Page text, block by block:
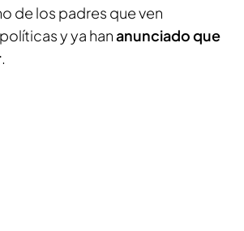
de los padres que ven
y ya hananunciado que
.